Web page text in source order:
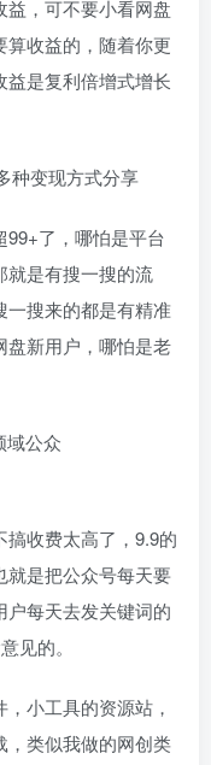
，可不要小看网盘
收益的，随着你更
益是复利倍增式增长
99+了，哪怕是平台
就是有搜一搜的流
一搜来的都是有精准
盘新用户，哪怕是老
收费太高了，9.9的
就是把公众号每天要
户每天去发关键词的
见的。
小工具的资源站，
，类似我做的网创类